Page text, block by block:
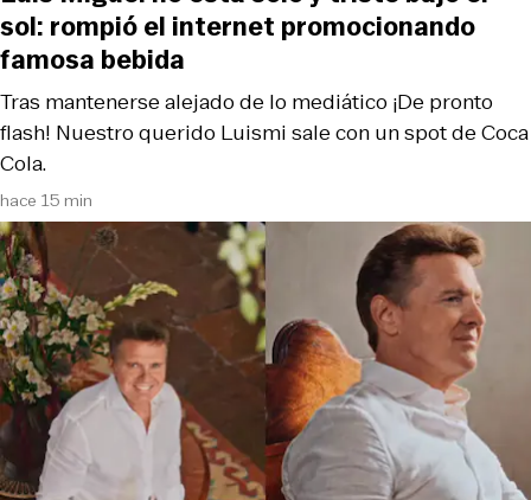
hace 15 min
Tras mantenerse alejado de lo mediático ¡De pronto
flash! Nuestro querido Luismi sale con un spot de Coca
Cola.
sol: rompió el internet promocionando
famosa bebida